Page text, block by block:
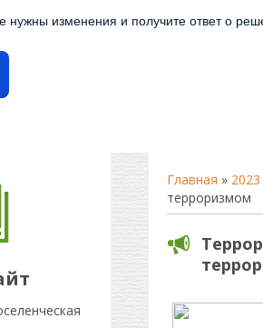
нужны изменения и получите ответ о
Главная » 2023
терроризмом